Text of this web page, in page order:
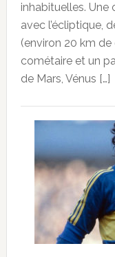
inhabituelles.
avec l’écliptique,
(environ 20 km
cométaire et un
de Mars, Vénus […]